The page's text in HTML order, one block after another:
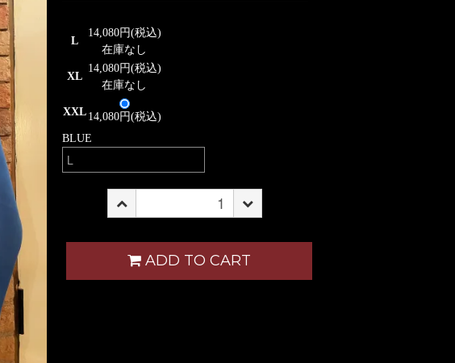
L
14,080円(税込)
在庫なし
XL
14,080円(税込)
在庫なし
XXL 14,080円(税込)
BLUE
ADD TO CART